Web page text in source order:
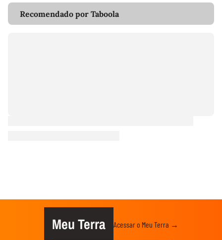
Recomendado por Taboola
Meu Terra Acessar o Meu Terra →